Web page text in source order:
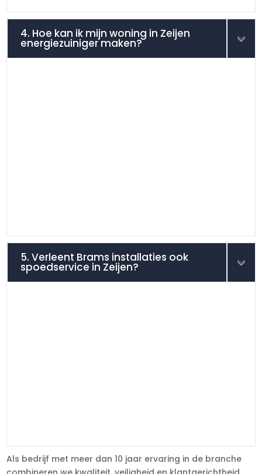
4. Hoe kan ik mijn woning in Zeijen
energiezuiniger maken?
5. Verleent Brams installaties ook
spoedservice in Zeijen?
Als bedrijf met meer dan 10 jaar ervaring in de branche